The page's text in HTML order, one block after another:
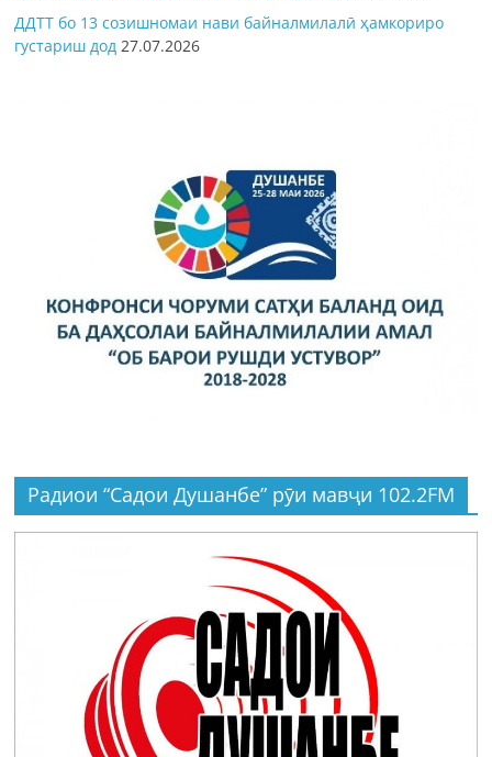
ДДТТ бо 13 созишномаи нави байналмилалӣ ҳамкориро
густариш дод 27.07.2026
Радиои “Садои Душанбе” рӯи мавҷи 102.2FM